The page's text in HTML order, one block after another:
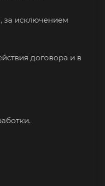
за исключением
договора и в